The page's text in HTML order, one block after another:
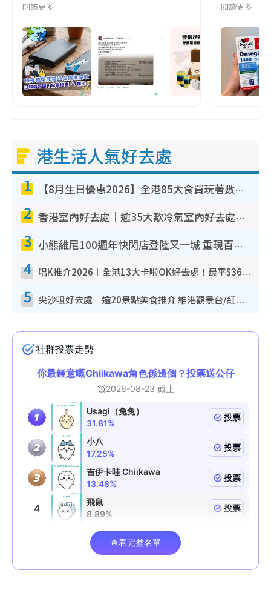
閱讀更多 閱讀更多
港生活人氣好去處
1 【8月生日優惠2026】全港85大食買玩著數攻略 自助餐/火鍋放題同行免費＋誠品/DONKI送現金券
2 香港室內好去處｜逾35大歎冷氣室內好去處推介 室內活動免費避雨無懼落雨
3 小熊維尼100週年快閃店登陸又一城 重現百畝森林經典場景／獨家限定盲盒登場／專屬DIY香水
4 唱K推介2026︱全港13大卡啦OK好去處！最平$36起 日文K都有！(附地址+收費詳情)
5 尖沙咀好去處｜逾20景點美食推介 維港觀景台/紅磚古蹟/九龍公園/室內遊樂場